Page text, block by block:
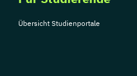
Übersicht Studienportale